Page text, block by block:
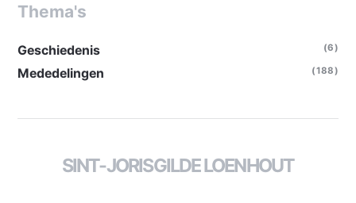
Thema's
Geschiedenis (6)
Mededelingen (188)
SINT-JORISGILDE LOENHOUT